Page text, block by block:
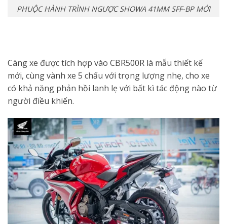
PHUỘC HÀNH TRÌNH NGƯỢC SHOWA 41MM SFF-BP MỚI
Càng xe được tích hợp vào CBR500R là mẫu thiết kế
mới, cùng vành xe 5 chấu với trọng lượng nhẹ, cho xe
có khả năng phản hồi lanh lẹ với bất kì tác động nào từ
người điều khiển.